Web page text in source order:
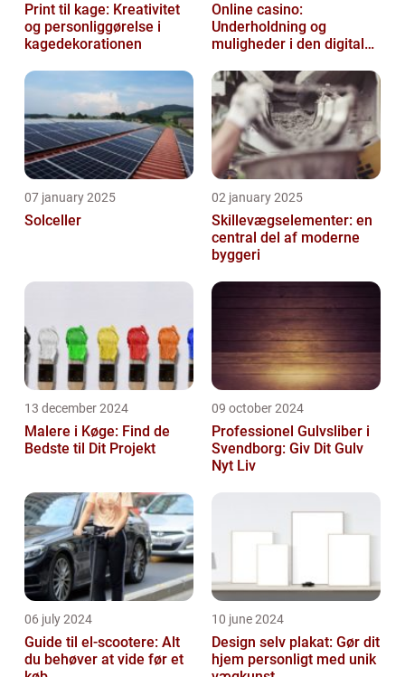
Print til kage: Kreativitet
og personliggørelse i
kagedekorationen
Online casino:
Underholdning og
muligheder i den digitale
07 january 2025
Solceller
02 january 2025
Skillevægselementer: en
central del af moderne
byggeri
13 december 2024
Malere i Køge: Find de
Bedste til Dit Projekt
09 october 2024
Professionel Gulvsliber i
Svendborg: Giv Dit Gulv
Nyt Liv
06 july 2024
Guide til el-scootere: Alt
du behøver at vide før et
10 june 2024
Design selv plakat: Gør dit
hjem personligt med unik